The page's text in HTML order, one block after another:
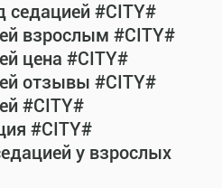
седацией #CITY#
взрослым #CITY#
цена #CITY#
отзывы #CITY#
#CITY#
#CITY#
у взрослых